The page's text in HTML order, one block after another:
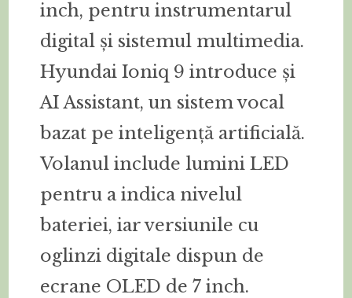
inch, pentru instrumentarul
digital și sistemul multimedia.
Hyundai Ioniq 9 introduce și
AI Assistant, un sistem vocal
bazat pe inteligență artificială.
Volanul include lumini LED
pentru a indica nivelul
bateriei, iar versiunile cu
oglinzi digitale dispun de
ecrane OLED de 7 inch.